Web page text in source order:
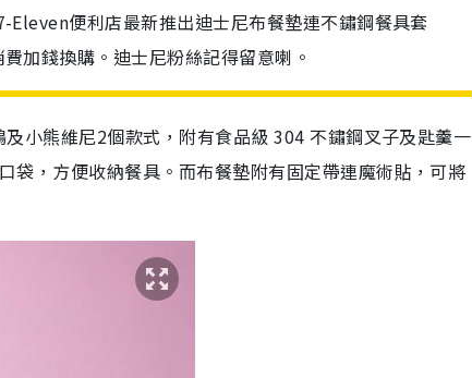
便利店最新推出迪士尼布餐墊連不鏽鋼餐具套
加錢換購。迪士尼粉絲記得留意喇。
小熊維尼2個款式，附有食品級 304 不鏽鋼叉子及匙羹一
袋，方便收納餐具。而布餐墊附有固定帶連魔術貼，可將